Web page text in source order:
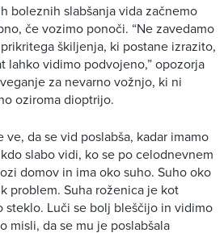
boleznih slabšanja vida začnemo
če vozimo ponoči. “Ne zavedamo
škiljenja, ki postane izrazito,
lahko vidimo podvojeno,” opozorja
za nevarno vožnjo, ki ni
oziroma dioptrijo.
da se vid poslabša, kadar imamo
slabo vidi, ko se po celodnevnem
domov in ima oko suho. Suho oko
problem. Suha roženica je kot
steklo. Luči se bolj bleščijo in vidimo
misli, da se mu je poslabšala